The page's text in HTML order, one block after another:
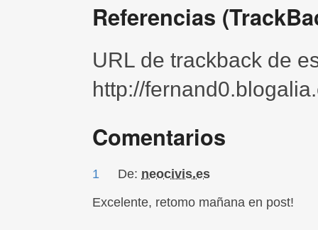
Referencias
URL de trackback de
http://
Comentarios
1 De: neocivis.es
Excelente, retomo mañana en post!